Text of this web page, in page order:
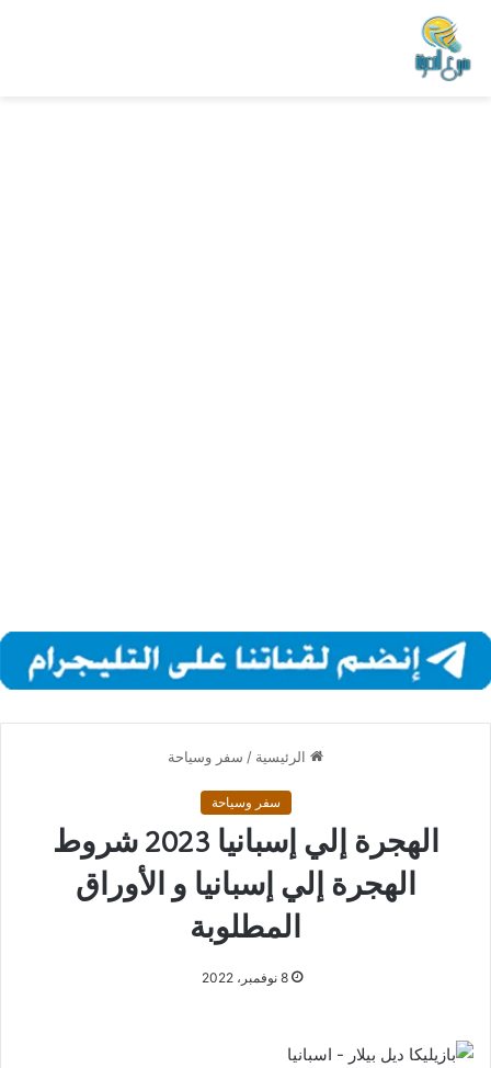
الرئيسية / سفر وسياحة
سفر وسياحة
الهجرة إلي إسبانيا 2023 شروط
الهجرة إلي إسبانيا و الأوراق
المطلوبة
8 نوفمبر، 2022